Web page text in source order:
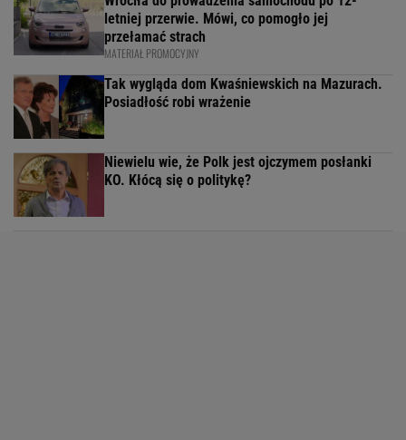
letniej przerwie. Mówi, co pomogło jej
przełamać strach
MATERIAŁ PROMOCYJNY
Tak wygląda dom Kwaśniewskich na Mazurach.
Posiadłość robi wrażenie
Niewielu wie, że Polk jest ojczymem posłanki
KO. Kłócą się o politykę?